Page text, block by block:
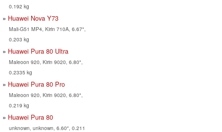
0.192 kg
Huawei Nova Y73
Mali-G51 MP4, Kirin 710A, 6.67",
0.203 kg
Huawei Pura 80 Ultra
Maleoon 920, Kirin 9020, 6.80",
0.2335 kg
Huawei Pura 80 Pro
Maleoon 920, Kirin 9020, 6.80",
0.219 kg
Huawei Pura 80
unknown, unknown, 6.60", 0.211